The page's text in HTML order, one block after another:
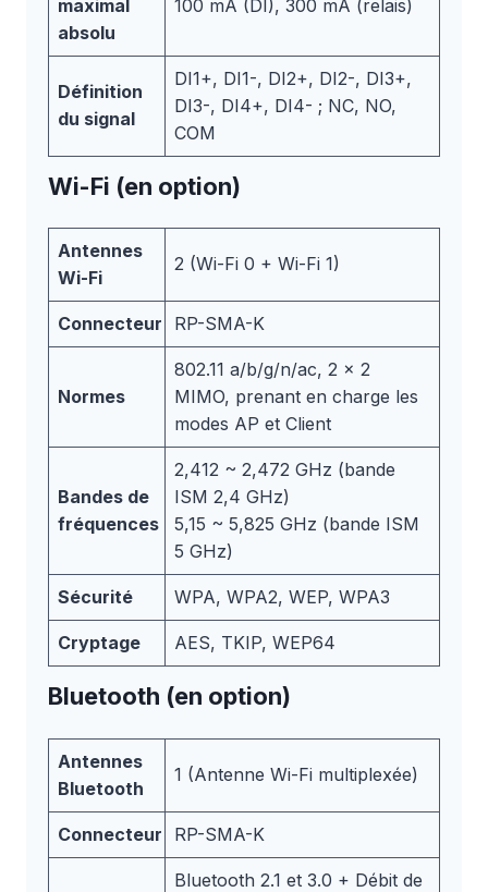
maximal
absolu
100 mA (DI), 300 mA (relais)
Définition
du signal
DI1+, DI1-, DI2+, DI2-, DI3+,
DI3-, DI4+, DI4- ; NC, NO,
COM
Wi-Fi (en option)
Antennes
Wi-Fi
2 (Wi-Fi 0 + Wi-Fi 1)
Connecteur RP-SMA-K
Normes
802.11 a/b/g/n/ac, 2 x 2
MIMO, prenant en charge les
modes AP et Client
Bandes de
fréquences
2,412 ~ 2,472 GHz (bande
ISM 2,4 GHz)
5,15 ~ 5,825 GHz (bande ISM
5 GHz)
Sécurité WPA, WPA2, WEP, WPA3
Cryptage AES, TKIP, WEP64
Bluetooth (en option)
Antennes
Bluetooth
1 (Antenne Wi-Fi multiplexée)
Connecteur RP-SMA-K
Bluetooth 2.1 et 3.0 + Débit de